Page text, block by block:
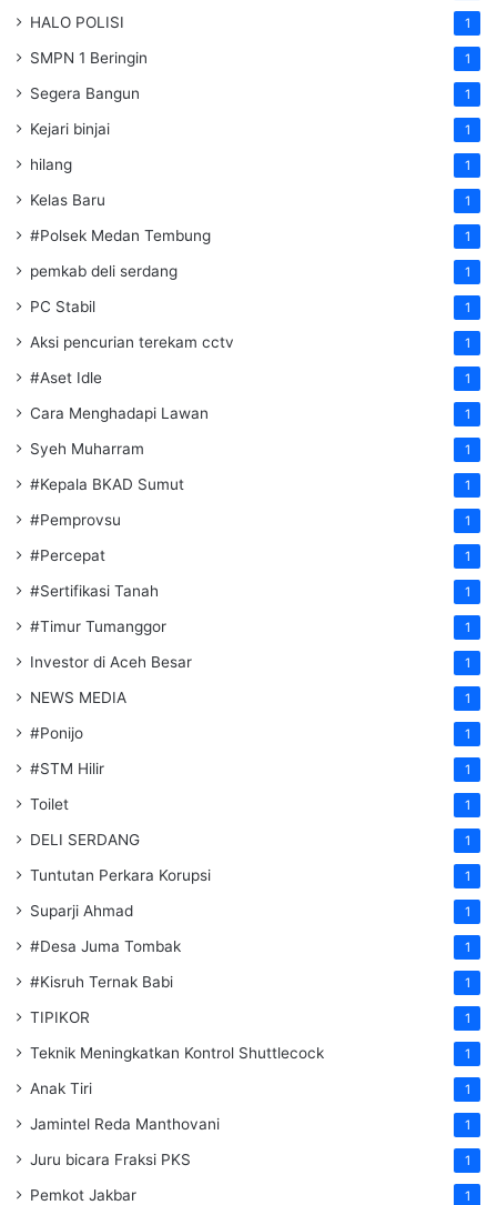
HALO POLISI 1
SMPN 1 Beringin 1
Segera Bangun 1
Kejari binjai 1
hilang 1
Kelas Baru 1
#Polsek Medan Tembung 1
pemkab deli serdang 1
PC Stabil 1
Aksi pencurian terekam cctv 1
#Aset Idle 1
Cara Menghadapi Lawan 1
Syeh Muharram 1
#Kepala BKAD Sumut 1
#Pemprovsu 1
#Percepat 1
#Sertifikasi Tanah 1
#Timur Tumanggor 1
Investor di Aceh Besar 1
NEWS MEDIA 1
#Ponijo 1
#STM Hilir 1
Toilet 1
DELI SERDANG 1
Tuntutan Perkara Korupsi 1
Suparji Ahmad 1
#Desa Juma Tombak 1
#Kisruh Ternak Babi 1
TIPIKOR 1
Teknik Meningkatkan Kontrol Shuttlecock 1
Anak Tiri 1
Jamintel Reda Manthovani 1
Juru bicara Fraksi PKS 1
Pemkot Jakbar 1